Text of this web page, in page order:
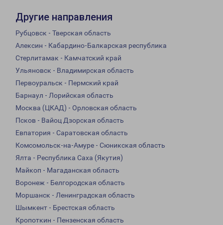
Другие направления
Рубцовск - Тверская область
Алексин - Кабардино-Балкарская республика
Стерлитамак - Камчатский край
Ульяновск - Владимирская область
Первоуральск - Пермский край
Барнаул - Лорийская область
Москва (ЦКАД) - Орловская область
Псков - Вайоц Дзорская область
Евпатория - Саратовская область
Комсомольск-на-Амуре - Сюникская область
Ялта - Республика Саха (Якутия)
Майкоп - Магаданская область
Воронеж - Белгородская область
Моршанск - Ленинградская область
Шымкент - Брестская область
Кропоткин - Пензенская область